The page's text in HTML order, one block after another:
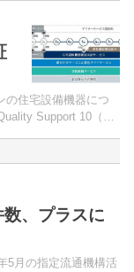
の住宅設備機器につ
Support 10（大
、プラスに
5月の指定流通機構活